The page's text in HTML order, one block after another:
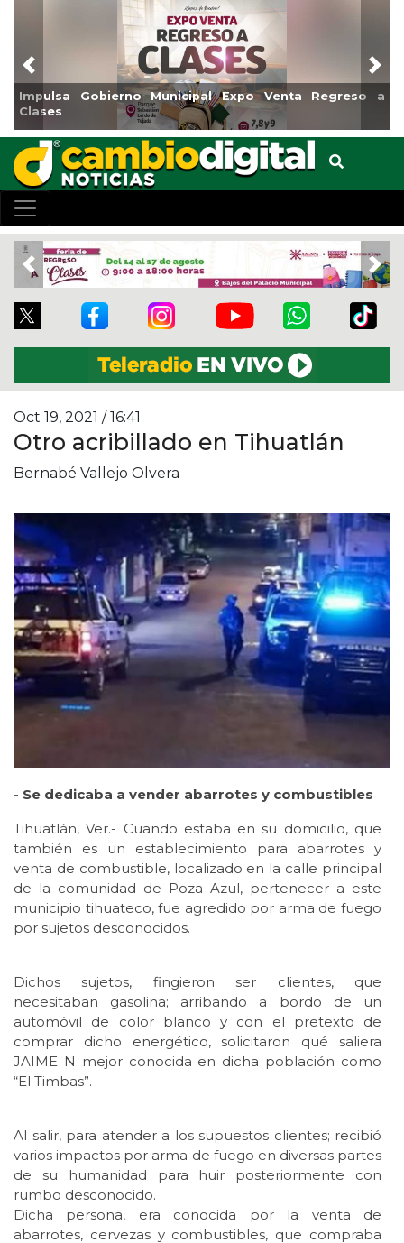
Expo Venta Regreso a
Reabrirá Coatzacoalcos la
Centro
Previous
Previous
Oct 19, 2021 / 16:41
Otro acribillado en Tihuatlán
Bernabé Vallejo Olvera
- Se dedicaba a vender abarrotes y combustibles
Tihuatlán, Ver.- Cuando estaba en su domicilio, que
también es un establecimiento para abarrotes y
venta de combustible, localizado en la calle principal
de la comunidad de Poza Azul, pertenecer a este
municipio tihuateco, fue agredido por arma de fuego
por sujetos desconocidos.
Dichos sujetos, fingieron ser clientes, que
necesitaban gasolina; arribando a bordo de un
automóvil de color blanco y con el pretexto de
comprar dicho energético, solicitaron qué saliera
JAIME N mejor conocida en dicha población como
“El Timbas”.
Al salir, para atender a los supuestos clientes; recibió
varios impactos por arma de fuego en diversas partes
de su humanidad para huir posteriormente con
rumbo desconocido.
Dicha persona, era conocida por la venta de
abarrotes, cervezas y combustibles, que compraba